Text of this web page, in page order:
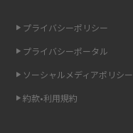
紹介
方法を詳しく解説
プライバシーポリシー
プライバシーポータル
ソーシャルメディアポリシー
約款•利用規約